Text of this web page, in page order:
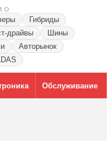
О
Гибриды
драйвы
Шины
Авторынок
Обслуживание